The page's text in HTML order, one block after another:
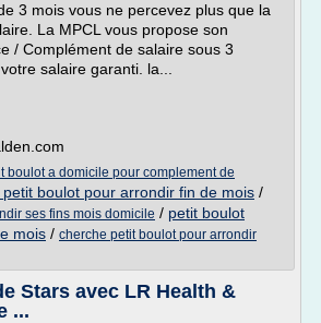
3 mois vous ne percevez plus que la
La MPCL vous propose son
/ Complément de salaire sous 3
salaire garanti. la...
boulot a domicile pour complement de
boulot pour arrondir fin de mois /
ses fins mois domicile / petit boulot
mois / cherche petit boulot pour arrondir
Stars avec LR Health &
...